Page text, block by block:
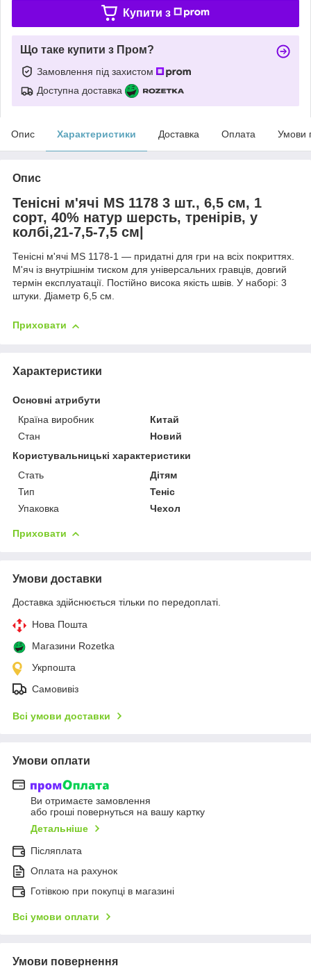
Купити з
Що таке купити з Пром?
Замовлення під захистом
Доступна доставка
Опис Характеристики Доставка Оплата Умови
Опис
Тенісні м'ячі MS 1178 3 шт., 6,5 см, 1
сорт, 40% натур шерсть, тренірів, у
колбі,21-7,5-7,5 см|
Тенісні м'ячі MS 1178-1 — придатні для гри на всіх покриттях.
М'яч із внутрішнім тиском для універсальних гравців, довгий
термін експлуатації. Постійно висока якість швів. У наборі: 3
штуки. Діаметр 6,5 см.
Приховати
Характеристики
Основні атрибути
Країна виробник
Китай
Стан
Новий
Користувальницькі характеристики
Стать
Дітям
Тип
Теніс
Упаковка
Чехол
Приховати
Умови доставки
Доставка здійснюється тільки по передоплаті.
Нова Пошта
Магазини Rozetka
Укрпошта
Самовивіз
Всі умови доставки
Умови оплати
Ви отримаєте замовлення
або гроші повернуться на вашу картку
Детальніше
Післяплата
Оплата на рахунок
Готівкою при покупці в магазині
Всі умови оплати
Умови повернення